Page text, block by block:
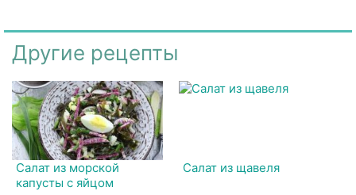
Другие рецепты
Салат из морской
капусты с яйцом
Салат из щавеля